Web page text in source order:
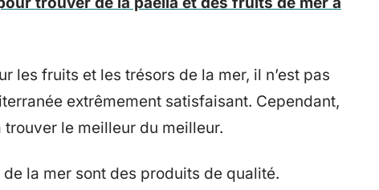
les fruits et les trésors de la mer, il n’est pas
extrêmement satisfaisant. Cependant,
le meilleur du meilleur.
la mer sont des produits de qualité.